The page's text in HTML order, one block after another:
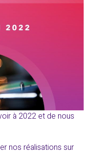
à 2022 et de nous
nos réalisations sur